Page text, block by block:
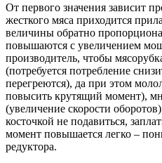
От первого значения зависит
жесткого мяса приходится
величины обратно
повышаются с увеличением
производитель, чтобы
(потребуется потребление
перегреются), да при этом
повысить крутящий момент),
(увеличение скорости
косточкой не подавиться,
момент повышается легко –
редуктора.